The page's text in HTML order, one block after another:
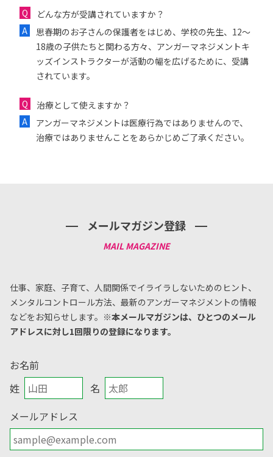
どんな方が受講されていますか？
思春期のお子さんの保護者をはじめ、学校の先生、12〜
18歳の子供たちと関わる方々、アンガーマネジメントキ
ッズインストラクターが活動の幅を広げるために、受講
されています。
治療として使えますか？
アンガーマネジメントは医療行為ではありませんので、
治療ではありませんことをあらかじめご了承ください。
メールマガジン登録
仕事、家庭、子育て、人間関係でイライラしないためのヒント、
メンタルコントロール方法、 最新のアンガーマネジメントの情報
などをお知らせします。 ※本メールマガジンは、ひとつのメール
アドレスに対し1回限りの登録になります。
お名前
姓
名
メールアドレス